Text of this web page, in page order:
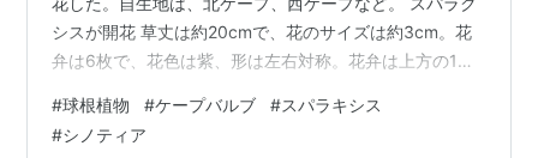
シスが開花 草丈は約20cmで、花のサイズは約3cm。花
弁は6枚で、花色は紫、形は左右対称。花弁は上方の1枚
全体の基部は癒合して細い管状になっている。 葉はやや
幅広い。 スパラクシスという属名は、ギリシア語の<ス
#球根植物 #ケープバルブ #スパラキシス
#シノティア